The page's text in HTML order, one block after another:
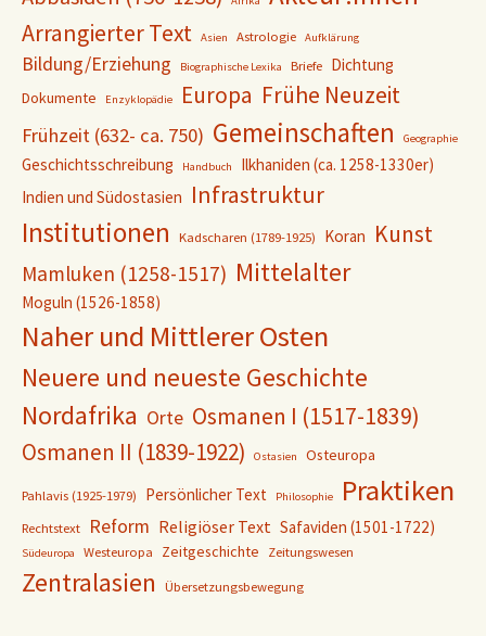
Arrangierter Text Asien Astrologie Aufklärung
Bildung/Erziehung Biographische Lexika Briefe Dichtung
Dokumente Enzyklopädie Europa Frühe Neuzeit
Frühzeit (632- ca. 750) Gemeinschaften Geographie
Geschichtsschreibung Handbuch
Ilkhaniden (ca. 1258-1330er)
Indien und Südostasien Infrastruktur
Institutionen Kadscharen (1789-1925) Koran Kunst
Mamluken (1258-1517) Mittelalter
Moguln (1526-1858)
Naher und Mittlerer Osten
Neuere und neueste Geschichte
Nordafrika Orte Osmanen I (1517-1839)
Osmanen II (1839-1922)
Ostasien Osteuropa
Pahlavis (1925-1979) Persönlicher Text Philosophie Praktiken
Rechtstext Reform Religiöser Text Safaviden (1501-1722)
Südeuropa Westeuropa Zeitgeschichte Zeitungswesen
Zentralasien Übersetzungsbewegung